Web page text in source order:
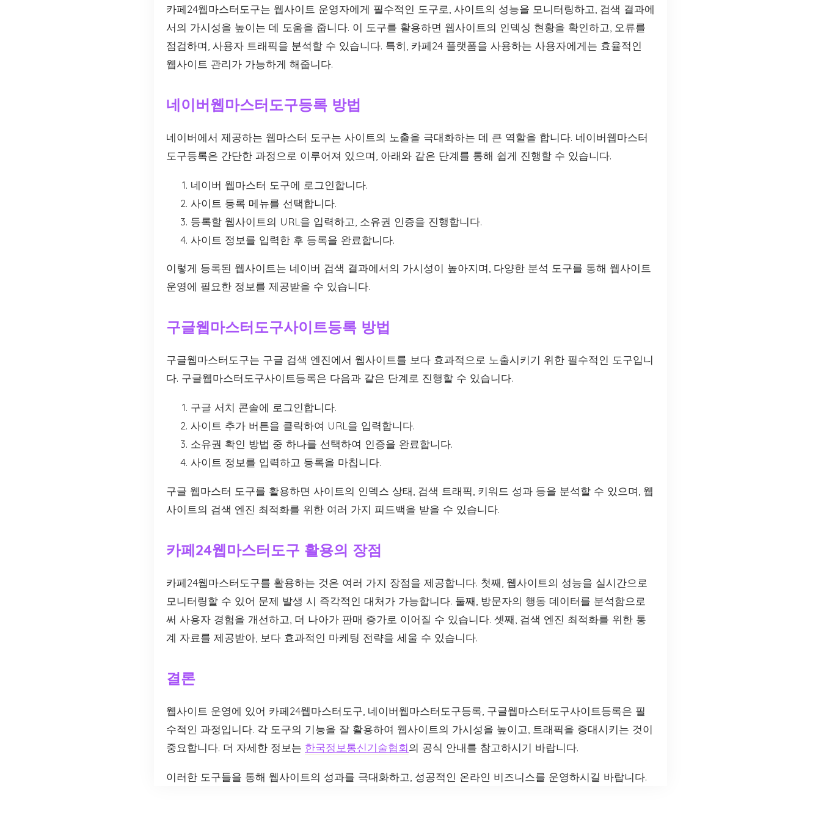
카페24웹마스터도구는 웹사이트 운영자에게 필수적인 도구로, 사이트의 성능을 모니터링하고, 검색 결과에
서의 가시성을 높이는 데 도움을 줍니다. 이 도구를 활용하면 웹사이트의 인덱싱 현황을 확인하고, 오류를
점검하며, 사용자 트래픽을 분석할 수 있습니다. 특히, 카페24 플랫폼을 사용하는 사용자에게는 효율적인
웹사이트 관리가 가능하게 해줍니다.
네이버웹마스터도구등록 방법
네이버에서 제공하는 웹마스터 도구는 사이트의 노출을 극대화하는 데 큰 역할을 합니다. 네이버웹마스터
도구등록은 간단한 과정으로 이루어져 있으며, 아래와 같은 단계를 통해 쉽게 진행할 수 있습니다.
네이버 웹마스터 도구에 로그인합니다.
사이트 등록 메뉴를 선택합니다.
등록할 웹사이트의 URL을 입력하고, 소유권 인증을 진행합니다.
사이트 정보를 입력한 후 등록을 완료합니다.
이렇게 등록된 웹사이트는 네이버 검색 결과에서의 가시성이 높아지며, 다양한 분석 도구를 통해 웹사이트
운영에 필요한 정보를 제공받을 수 있습니다.
구글웹마스터도구사이트등록 방법
구글웹마스터도구는 구글 검색 엔진에서 웹사이트를 보다 효과적으로 노출시키기 위한 필수적인 도구입니
다. 구글웹마스터도구사이트등록은 다음과 같은 단계로 진행할 수 있습니다.
구글 서치 콘솔에 로그인합니다.
사이트 추가 버튼을 클릭하여 URL을 입력합니다.
소유권 확인 방법 중 하나를 선택하여 인증을 완료합니다.
사이트 정보를 입력하고 등록을 마칩니다.
구글 웹마스터 도구를 활용하면 사이트의 인덱스 상태, 검색 트래픽, 키워드 성과 등을 분석할 수 있으며, 웹
사이트의 검색 엔진 최적화를 위한 여러 가지 피드백을 받을 수 있습니다.
카페24웹마스터도구 활용의 장점
카페24웹마스터도구를 활용하는 것은 여러 가지 장점을 제공합니다. 첫째, 웹사이트의 성능을 실시간으로
모니터링할 수 있어 문제 발생 시 즉각적인 대처가 가능합니다. 둘째, 방문자의 행동 데이터를 분석함으로
써 사용자 경험을 개선하고, 더 나아가 판매 증가로 이어질 수 있습니다. 셋째, 검색 엔진 최적화를 위한 통
계 자료를 제공받아, 보다 효과적인 마케팅 전략을 세울 수 있습니다.
결론
웹사이트 운영에 있어 카페24웹마스터도구, 네이버웹마스터도구등록, 구글웹마스터도구사이트등록은 필
수적인 과정입니다. 각 도구의 기능을 잘 활용하여 웹사이트의 가시성을 높이고, 트래픽을 증대시키는 것이
중요합니다. 더 자세한 정보는 한국정보통신기술협회의 공식 안내를 참고하시기 바랍니다.
이러한 도구들을 통해 웹사이트의 성과를 극대화하고, 성공적인 온라인 비즈니스를 운영하시길 바랍니다.